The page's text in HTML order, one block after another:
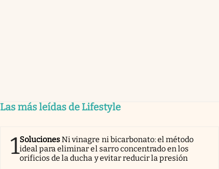
Las más leídas de Lifestyle
1SolucionesNi vinagre ni bicarbonato: el método
ideal para eliminar el sarro concentrado en los
orificios de la ducha y evitar reducir la presión